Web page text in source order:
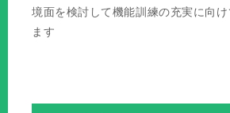
境面を検討して機能訓練の充実に向
ます